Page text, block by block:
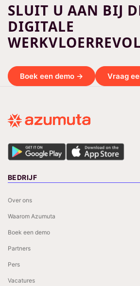
SLUIT U AAN BIJ
DIGITALE
Boek een demo → Vraag
BEDRIJF
Over ons
Waarom Azumuta
Boek een demo
Partners
Pers
Vacatures